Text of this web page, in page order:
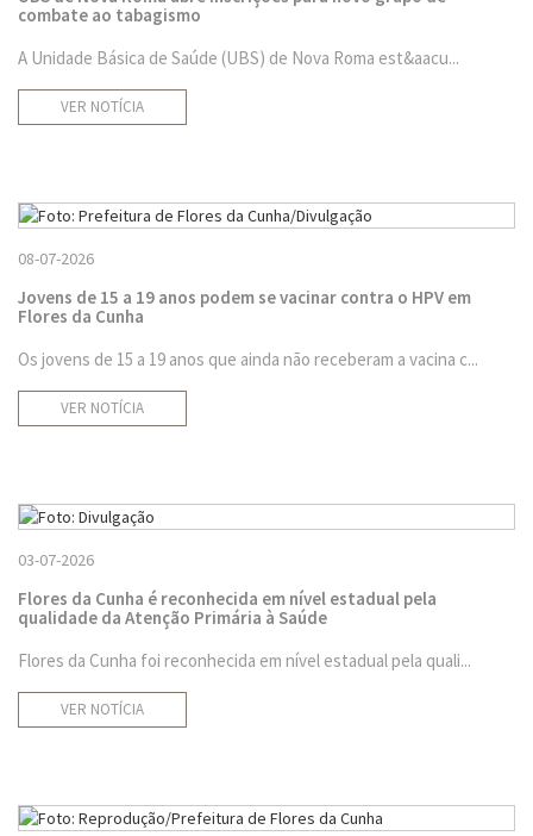
combate ao tabagismo
A Unidade Básica de Saúde (UBS) de Nova Roma est&aacu...
VER NOTÍCIA
08-07-2026
Jovens de 15 a 19 anos podem se vacinar contra o HPV em
Flores da Cunha
Os jovens de 15 a 19 anos que ainda não receberam a vacina c...
VER NOTÍCIA
03-07-2026
Flores da Cunha é reconhecida em nível estadual pela
qualidade da Atenção Primária à Saúde
Flores da Cunha foi reconhecida em nível estadual pela quali...
VER NOTÍCIA